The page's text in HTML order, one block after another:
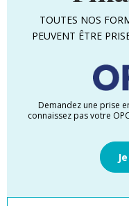
TOUTES NOS
PEUVENT ÊTRE
Demandez une prise
connaissez pas votre